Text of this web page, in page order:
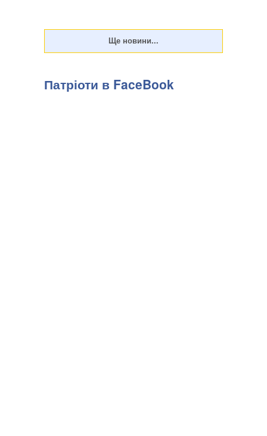
Патріоти в FaceBook